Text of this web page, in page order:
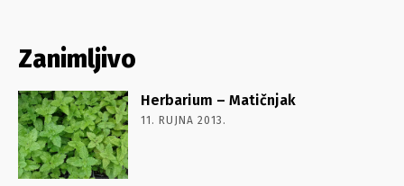
Zanimljivo
Herbarium – Matičnjak
11. RUJNA 2013.